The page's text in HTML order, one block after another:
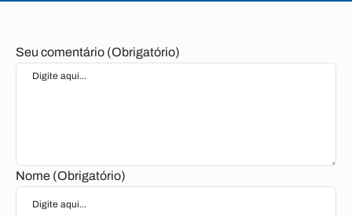
Seu comentário (Obrigatório)
Nome (Obrigatório)